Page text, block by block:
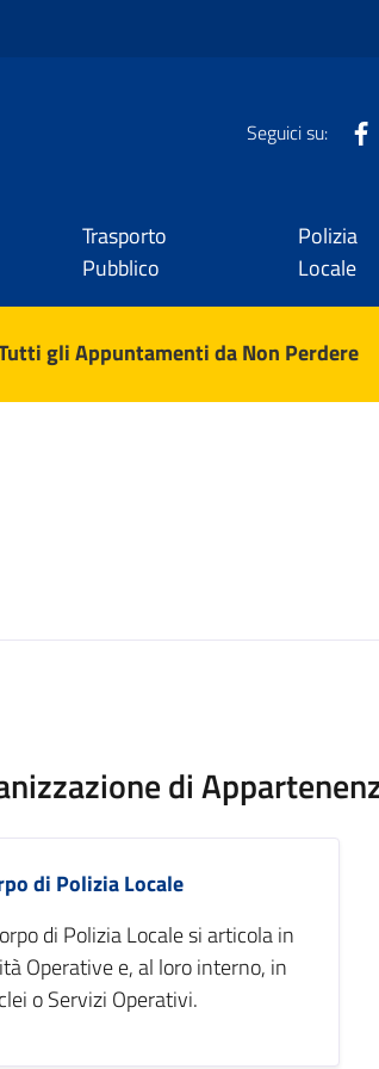
Seguici su:
Trasporto
Pubblico
Polizia
Locale
gli Appuntamenti da Non Perdere
di
di Polizia Locale
di Polizia Locale si articola in
Operative e, al loro interno, in
o Servizi Operativi.